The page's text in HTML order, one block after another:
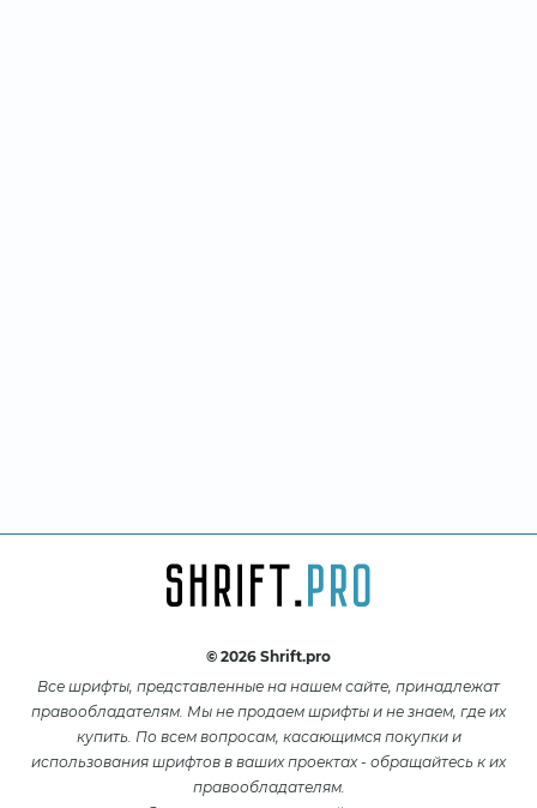
© 2026 Shrift.pro
Все шрифты, представленные на нашем сайте, принадлежат
правообладателям. Мы не продаем шрифты и не знаем, где их
купить. По всем вопросам, касающимся покупки и
использования шрифтов в ваших проектах - обращайтесь к их
правообладателям.